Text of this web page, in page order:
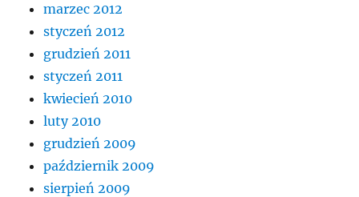
marzec 2012
styczeń 2012
grudzień 2011
styczeń 2011
kwiecień 2010
luty 2010
grudzień 2009
październik 2009
sierpień 2009